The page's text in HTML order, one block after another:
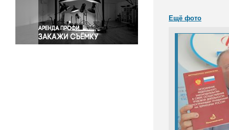
Экология
Экономика и бизнес
Ещё фото